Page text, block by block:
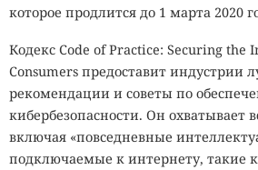
которое продлится до 1 марта 2020
Кодекс Code of Practice: Securing the
Consumers предоставит индустрии
рекомендации и советы по
кибербезопасности. Он охватывает
включая «повседневные
подключаемые к интернету, такие